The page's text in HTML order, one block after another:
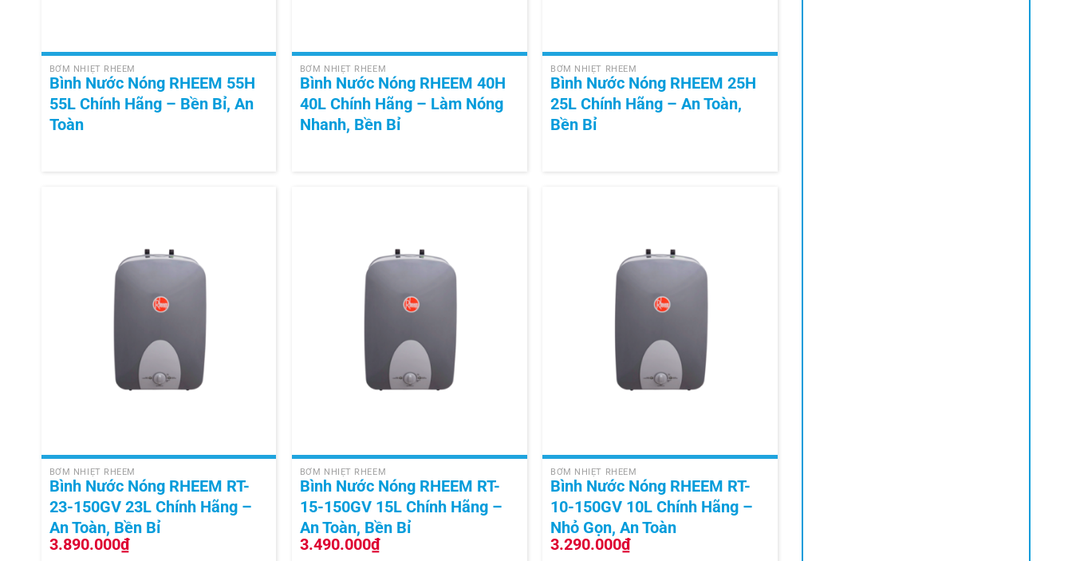
BƠM NHIỆT RHEEM
Bình Nước Nóng RHEEM 55H
55L Chính Hãng – Bền Bỉ, An
Toàn
BƠM NHIỆT RHEEM
Bình Nước Nóng RHEEM 40H
40L Chính Hãng – Làm Nóng
Nhanh, Bền Bỉ
BƠM NHIỆT RHEEM
Bình Nước Nóng RHEEM 25H
25L Chính Hãng – An Toàn,
Bền Bỉ
BƠM NHIỆT RHEEM
Bình Nước Nóng RHEEM RT-
23-150GV 23L Chính Hãng –
An Toàn, Bền Bỉ
3.890.000₫
BƠM NHIỆT RHEEM
Bình Nước Nóng RHEEM RT-
15-150GV 15L Chính Hãng –
An Toàn, Bền Bỉ
3.490.000₫
BƠM NHIỆT RHEEM
Bình Nước Nóng RHEEM RT-
10-150GV 10L Chính Hãng –
Nhỏ Gọn, An Toàn
3.290.000₫